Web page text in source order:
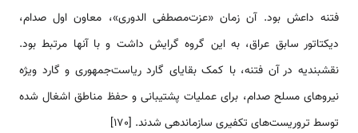
فتنه داعش بود. آن زمان «عزت‌مصطفی الدوری»، معاون اول صدام،
دیکتاتور سابق عراق، به این گروه گرایش داشت و با آن­ها مرتبط بود.
نقشبندیه در آن فتنه، با کمک بقایای گارد ریاست‌جمهوری و گارد ویژه
نیروهای مسلح صدام، برای عملیات پشتیبانی و حفظ مناطق اشغال شده
توسط تروریست‌های تکفیری سازماندهی شدند. [170]